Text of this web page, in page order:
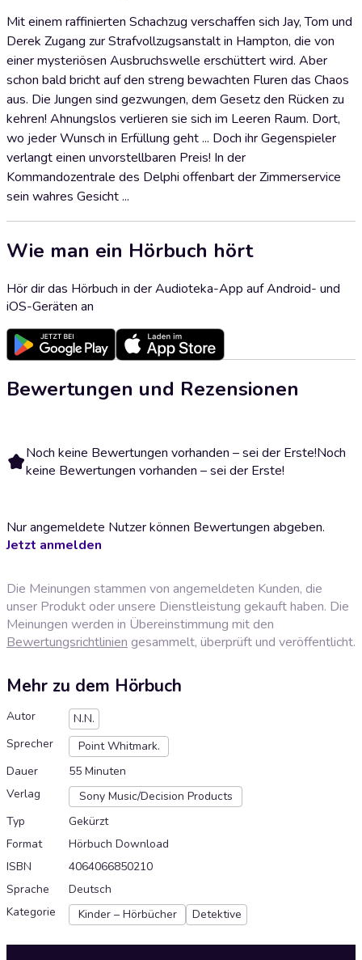
Mit einem raffinierten Schachzug verschaffen sich Jay, Tom und
Derek Zugang zur Strafvollzugsanstalt in Hampton, die von
einer mysteriösen Ausbruchswelle erschüttert wird. Aber
schon bald bricht auf den streng bewachten Fluren das Chaos
aus. Die Jungen sind gezwungen, dem Gesetz den Rücken zu
kehren! Ahnungslos verlieren sie sich im Leeren Raum. Dort,
wo jeder Wunsch in Erfüllung geht ... Doch ihr Gegenspieler
verlangt einen unvorstellbaren Preis! In der
Kommandozentrale des Delphi offenbart der Zimmerservice
sein wahres Gesicht ...
Wie man ein Hörbuch hört
Hör dir das Hörbuch in der Audioteka-App auf Android- und
iOS-Geräten an
Bewertungen und Rezensionen
Noch keine Bewertungen vorhanden – sei der Erste!Noch
keine Bewertungen vorhanden – sei der Erste!
Nur angemeldete Nutzer können Bewertungen abgeben.
Jetzt anmelden
Die Meinungen stammen von angemeldeten Kunden, die
unser Produkt oder unsere Dienstleistung gekauft haben. Die
Meinungen werden in Übereinstimmung mit den
Bewertungsrichtlinien gesammelt, überprüft und veröffentlicht.
Mehr zu dem Hörbuch
Autor
N.N.
Sprecher
Point Whitmark.
Dauer
55 Minuten
Verlag
Sony Music/Decision Products
Typ
Gekürzt
Format
Hörbuch Download
ISBN
4064066850210
Sprache
Deutsch
Kategorie
Kinder – Hörbücher Detektive